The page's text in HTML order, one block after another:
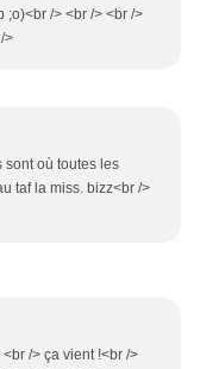
;o)<br /> <br /> <br />
>
sont où toutes les
taf la miss. bizz<br />
/> ça vient !<br />